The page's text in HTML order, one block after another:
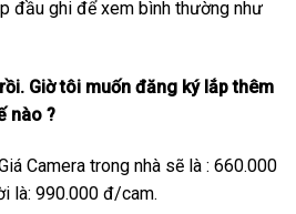
đầu ghi để xem bình thường như
Giờ tôi muốn đăng ký lắp thêm
nào ?
Camera trong nhà sẽ là : 660.000
là: 990.000 đ/cam.